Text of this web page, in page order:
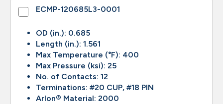
ECMP-120685L3-0001
OD (in.): 0.685
Length (in.): 1.561
Max Temperature (°F): 400
Max Pressure (ksi): 25
No. of Contacts: 12
Terminations: #20 CUP, #18 PIN
Arlon® Material: 2000